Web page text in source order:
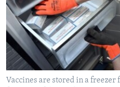
MAGAZIN
O GLASU AMERIKE
Learning English
PRATITE NAS
Vaccines are stored in a